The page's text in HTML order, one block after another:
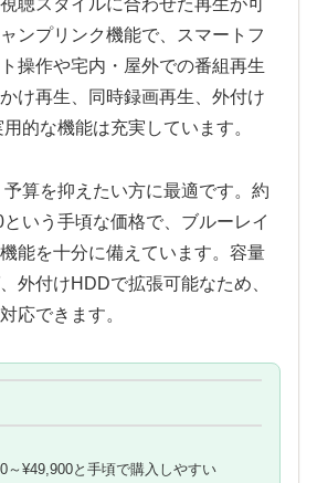
聴スタイルに合わせた再生が可
ンプリンク機能で、スマートフ
操作や宅内・屋外での番組再生
け再生、同時録画再生、外付け
的な機能は充実しています。
算を抑えたい方に最適です。約
いう手頃な価格で、ブルーレイ
能を十分に備えています。容量
外付けHDDで拡張可能なため、
応できます。
～¥49,900と手頃で購入しやすい